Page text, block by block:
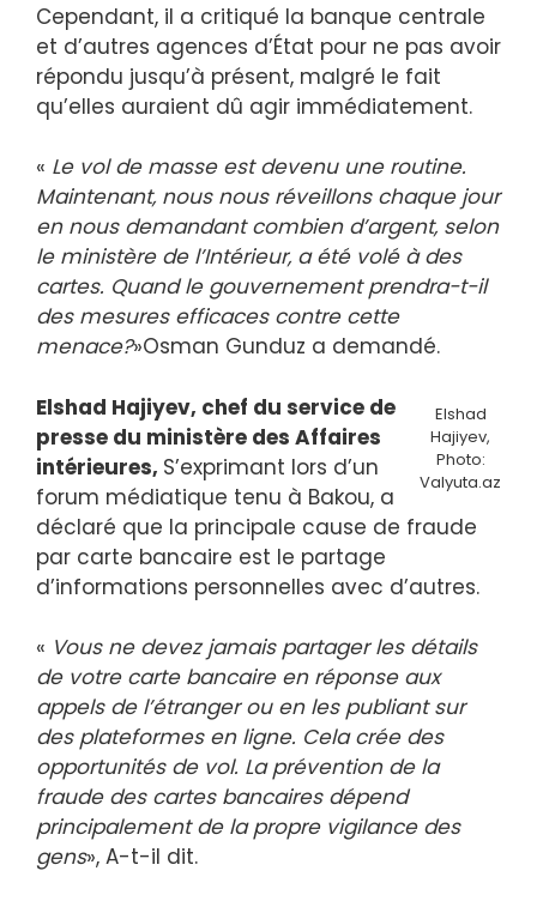
Cependant, il a critiqué la banque centrale
et d’autres agences d’État pour ne pas avoir
répondu jusqu’à présent, malgré le fait
qu’elles auraient dû agir immédiatement.
« Le vol de masse est devenu une routine.
Maintenant, nous nous réveillons chaque jour
en nous demandant combien d’argent, selon
le ministère de l’Intérieur, a été volé à des
cartes. Quand le gouvernement prendra-t-il
des mesures efficaces contre cette
menace?»Osman Gunduz a demandé.
Elshad
Hajiyev,
Photo:
Valyuta.az
Elshad Hajiyev, chef du service de
presse du ministère des Affaires
intérieures, S’exprimant lors d’un
forum médiatique tenu à Bakou, a
déclaré que la principale cause de fraude
par carte bancaire est le partage
d’informations personnelles avec d’autres.
« Vous ne devez jamais partager les détails
de votre carte bancaire en réponse aux
appels de l’étranger ou en les publiant sur
des plateformes en ligne. Cela crée des
opportunités de vol. La prévention de la
fraude des cartes bancaires dépend
principalement de la propre vigilance des
gens», A-t-il dit.